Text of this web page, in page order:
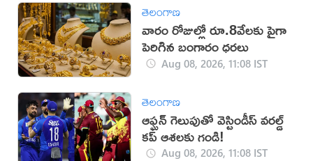
తెలంగాణ
వారం రోజుల్లో రూ.8వేలకు పైగా
పెరిగిన బంగారం ధరలు
Aug 08, 2026, 11:08 IST
తెలంగాణ
ఆఫ్ఘన్ గెలుపుతో వెస్టిండీస్ వరల్డ్
కప్ ఆశలకు గండి!
Aug 08, 2026, 11:08 IST